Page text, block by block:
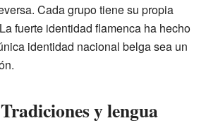
Cada grupo tiene su propia
fuerte identidad flamenca ha hecho
identidad nacional belga sea un
y lengua